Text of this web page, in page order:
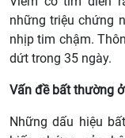
những triệu chứng
nhịp tim chậm.
dứt trong 35 ngày.
Vấn đề bất thường
Những dấu hiệu